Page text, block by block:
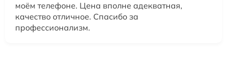
моём телефоне. Цена вполне адекватная,
качество отличное. Спасибо за
профессионализм.